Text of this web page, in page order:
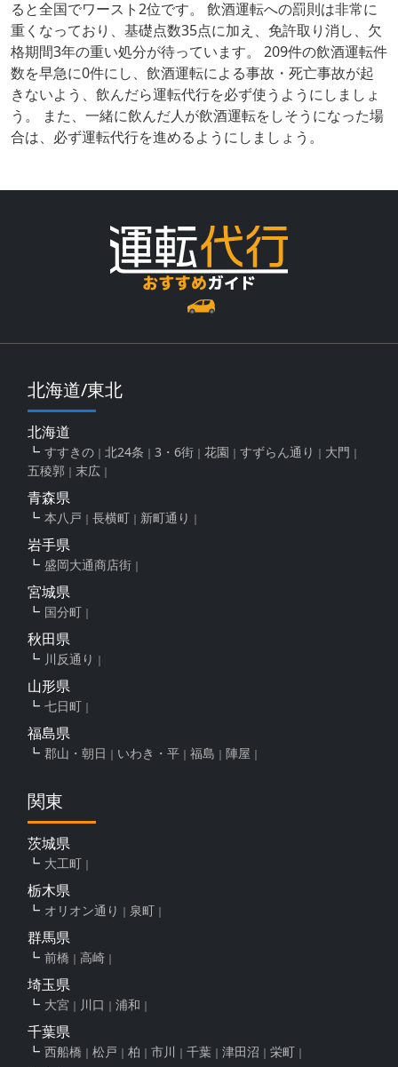
ると全国でワースト2位です。 飲酒運転への罰則は非常に
重くなっており、基礎点数35点に加え、免許取り消し、欠
格期間3年の重い処分が待っています。 209件の飲酒運転件
数を早急に0件にし、飲酒運転による事故・死亡事故が起
きないよう、飲んだら運転代行を必ず使うようにしましょ
う。 また、一緒に飲んだ人が飲酒運転をしそうになった場
合は、必ず運転代行を進めるようにしましょう。
北海道/東北
北海道
すすきの 北24条 3・6街 花園 すずらん通り
大門
五稜郭
末広
青森県
本八戸 長横町 新町通り
岩手県
盛岡大通商店街
宮城県
国分町
秋田県
川反通り
山形県
七日町
福島県
郡山・朝日 いわき・平 福島 陣屋
関東
茨城県
大工町
栃木県
オリオン通り 泉町
群馬県
前橋 高崎
埼玉県
大宮 川口 浦和
千葉県
西船橋 松戸 柏 市川 千葉 津田沼 栄町